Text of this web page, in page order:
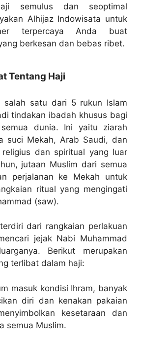
semulus dan seoptimal
Alhijaz Indowisata untuk
terpercaya Anda buat
berkesan dan bebas ribet.
Tentang Haji
salah satu dari 5 rukun Islam
tindakan ibadah khusus bagi
dunia. Ini yaitu ziarah
suci Mekah, Arab Saudi, dan
dan spiritual yang luar
jutaan Muslim dari semua
perjalanan ke Mekah untuk
ritual yang mengingati
(saw).
dari rangkaian perlakuan
jejak Nabi Muhammad
Berikut merupakan
terlibat dalam haji:
masuk kondisi Ihram, banyak
diri dan kenakan pakaian
kesetaraan dan
semua Muslim.